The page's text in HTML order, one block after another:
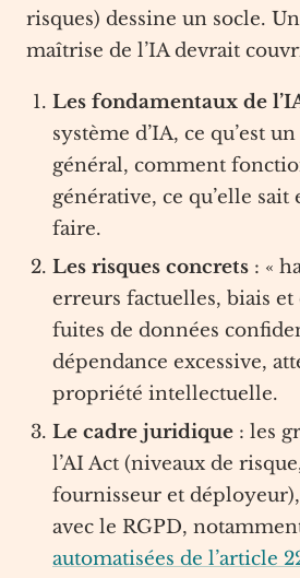
risques) dessine un socle.
maîtrise de l’IA devrait
Les fondamentaux de
système d’IA, ce qu’est
général, comment
générative, ce qu’elle sait
faire.
Les risques concrets : «
erreurs factuelles, biais
fuites de données
dépendance excessive,
propriété intellectuelle.
Le cadre juridique : les
l’AI Act (niveaux de
fournisseur et
avec le RGPD,
automatisées de l’article